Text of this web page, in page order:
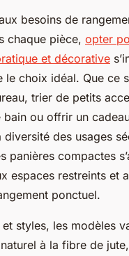
besoins de
chaque pièce, opter
et décorative
le choix idéal. Que ce
trier de petits
bain ou offrir un
diversité des usages
panières compactes
espaces restreints et
ponctuel.
styles, les modèles
à la fibre de